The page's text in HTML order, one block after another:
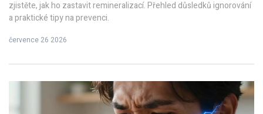
zjistěte, jak ho zastavit remineralizací. Přehled důsledků ignorování
a praktické tipy na prevenci.
července 26 2026